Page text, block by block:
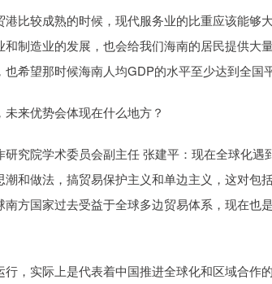
比较成熟的时候，现代服务业的比重应该能够
制造业的发展，也会给我们海南的居民提供大
希望那时候海南人均GDP的水平至少达到全国
来优势会体现在什么地方？
究院学术委员会副主任 张建平：现在全球化
和做法，搞贸易保护主义和单边主义，这对包
方国家过去受益于全球多边贸易体系，现在也
，实际上是代表着中国推进全球化和区域合作